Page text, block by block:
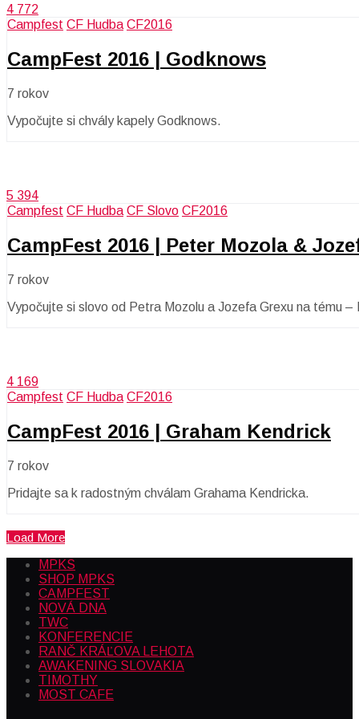
4 772
Campfest CF Hudba CF2016
CampFest 2016 | Godknows
7 rokov
Vypočujte si chvály kapely Godknows.
5 394
Campfest CF Hudba CF Slovo CF2016
CampFest 2016 | Peter Mozola &
7 rokov
Vypočujte si slovo od Petra Mozolu a Jozefa Grexu na tému
4 169
Campfest CF Hudba CF2016
CampFest 2016 | Graham Kendrick
7 rokov
Pridajte sa k radostným chválam Grahama Kendricka.
Load More
MPKS
SHOP MPKS
CAMPFEST
NOVÁ DNA
TWC
KONFERENCIE
RANČ KRÁĽOVA LEHOTA
AWAKENING SLOVAKIA
TIMOTHY
MOST CAFE